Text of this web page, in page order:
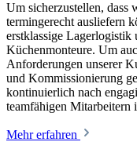
Um sicherzustellen, dass
termingerecht ausliefern
erstklassige Lagerlogistik
Küchenmonteure. Um
Anforderungen unserer
und Kommissionierung
kontinuierlich nach
teamfähigen Mitarbeitern
Mehr erfahren